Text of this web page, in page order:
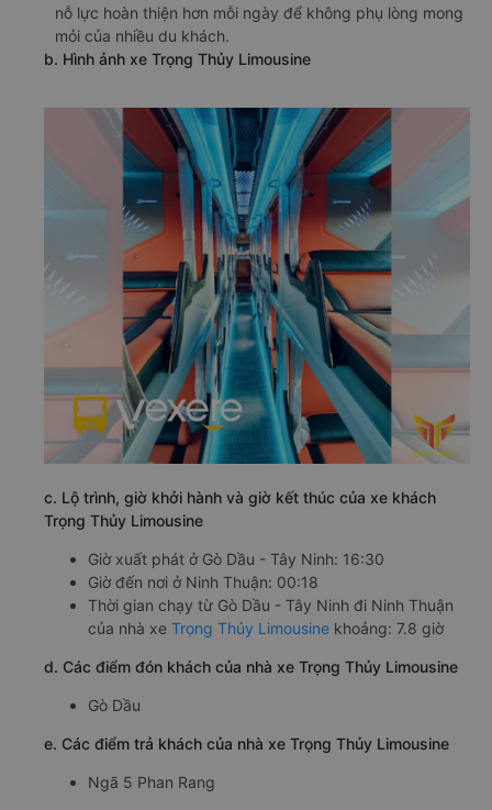
nỗ lực hoàn thiện hơn mỗi ngày để không phụ lòng mong
mỏi của nhiều du khách.
b. Hình ảnh xe Trọng Thủy Limousine
c. Lộ trình, giờ khởi hành và giờ kết thúc của xe khách
Trọng Thủy Limousine
Giờ xuất phát ở Gò Dầu - Tây Ninh: 16:30
Giờ đến nơi ở Ninh Thuận: 00:18
Thời gian chạy từ Gò Dầu - Tây Ninh đi Ninh Thuận
của nhà xe Trọng Thủy Limousine khoảng: 7.8 giờ
d. Các điểm đón khách của nhà xe Trọng Thủy Limousine
Gò Dầu
e. Các điểm trả khách của nhà xe Trọng Thủy Limousine
Ngã 5 Phan Rang